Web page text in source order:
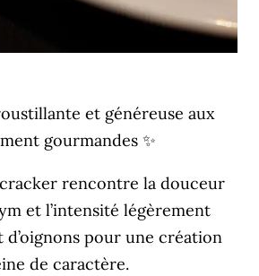
et généreuse aux
gourmandes ✨
rencontre la douceur
et l’intensité légèrement
pour une création
de caractère.